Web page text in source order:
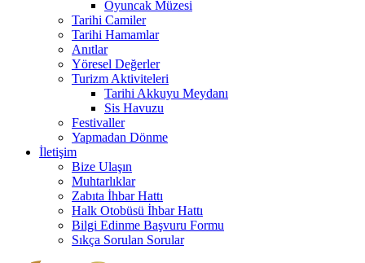
Oyuncak Müzesi
Tarihi Camiler
Tarihi Hamamlar
Anıtlar
Yöresel Değerler
Turizm Aktiviteleri
Tarihi Akkuyu Meydanı
Sis Havuzu
Festivaller
Yapmadan Dönme
İletişim
Bize Ulaşın
Muhtarlıklar
Zabıta İhbar Hattı
Halk Otobüsü İhbar Hattı
Bilgi Edinme Başvuru Formu
Sıkça Sorulan Sorular